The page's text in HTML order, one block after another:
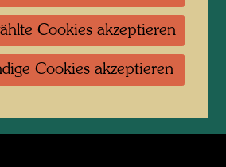
Bernd Lötsch
Cookies akzeptieren
Cookies akzeptieren